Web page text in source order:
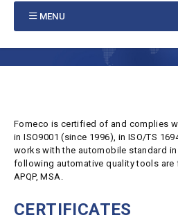
MENU
Fomeco is certified of and complies
in ISO9001 (since 1996), in ISO/TS
works with the automobile standard in
following automative quality tools are
APQP, MSA.
CERTIFICATES